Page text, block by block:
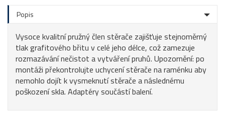
Popis
Vysoce kvalitní pružný člen stěrače zajišťuje stejnoměrný
tlak grafitového břitu v celé jeho délce, což zamezuje
rozmazávání nečistot a vytváření pruhů. Upozornění: po
montáži překontrolujte uchycení stěrače na raménku aby
nemohlo dojít k vysmeknutí stěrače a následnému
poškození skla. Adaptéry součástí balení.